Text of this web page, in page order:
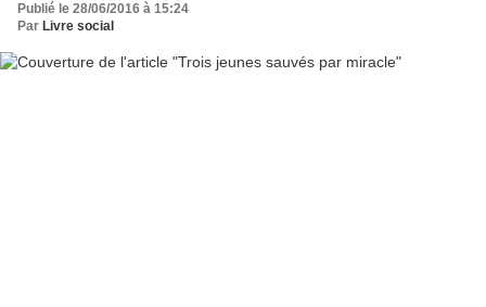
Publié le 28/06/2016 à 15:24
Par Livre social